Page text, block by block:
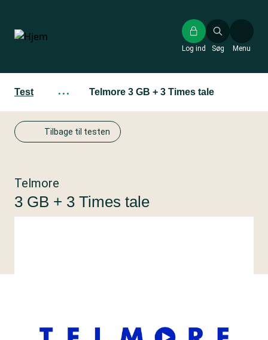
hovedindhold
Søg
Log ind Menu
Test ··· Telmore 3 GB + 3 Times tale
Tilbage til testen
Telmore
3 GB + 3 Times tale